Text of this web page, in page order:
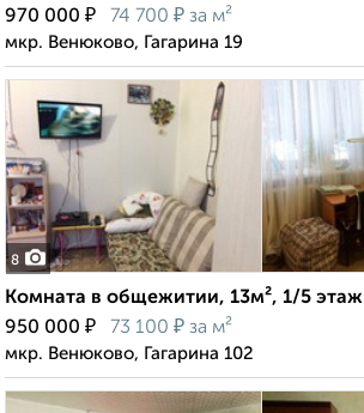
970 000 ₽ 74 700 ₽ за м²
мкр. Венюково, Гагарина 19
8
Комната в общежитии, 13м², 1/5 этаж
950 000 ₽ 73 100 ₽ за м²
мкр. Венюково, Гагарина 102